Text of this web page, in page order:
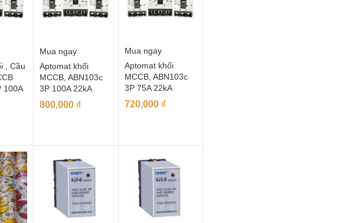
, Cầu
100A
Mua ngay
Aptomat khối
MCCB, ABN103c
3P 100A 22kA
800,000 ₫
Mua ngay
Aptomat khối
MCCB, ABN103c
3P 75A 22kA
720,000 ₫